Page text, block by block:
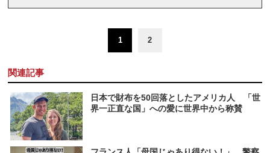
1 2
関連記事
日本で財布を50回落としたアメリカ人 「世
界一正直な国」への愛に世界中から称賛